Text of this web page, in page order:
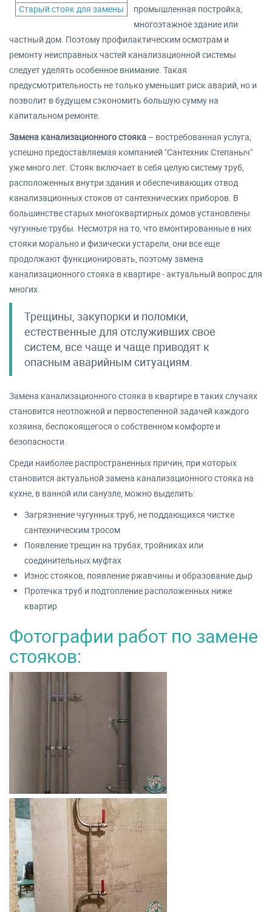
Старый стояк для замены
промышленная постройка,
многоэтажное здание или
частный дом. Поэтому профилактическим осмотрам и
ремонту неисправных частей канализационной системы
следует уделять особенное внимание. Такая
предусмотрительность не только уменьшит риск аварий, но и
позволит в будущем сэкономить большую сумму на
капитальном ремонте.
Замена канализационного стояка – востребованная услуга,
успешно предоставляемая компанией "Сантехник Степаныч"
уже много лет. Стояк включает в себя целую систему труб,
расположенных внутри здания и обеспечивающих отвод
канализационных стоков от сантехнических приборов. В
большинстве старых многоквартирных домов установлены
чугунные трубы. Несмотря на то, что вмонтированные в них
стояки морально и физически устарели, они все еще
продолжают функционировать, поэтому замена
канализационного стояка в квартире - актуальный вопрос для
многих.
Трещины, закупорки и поломки,
естественные для отслуживших свое
систем, все чаще и чаще приводят к
опасным аварийным ситуациям.
Замена канализационного стояка в квартире в таких случаях
становится неотложной и первостепенной задачей каждого
хозяина, беспокоящегося о собственном комфорте и
безопасности.
Среди наиболее распространенных причин, при которых
становится актуальной замена канализационного стояка на
кухне, в ванной или санузле, можно выделить:
Загрязнение чугунных труб, не поддающихся чистке
сантехническим тросом
Появление трещин на трубах, тройниках или
соединительных муфтах
Износ стояков, появление ржавчины и образование дыр
Протечка труб и подтопление расположенных ниже
квартир
Фотографии работ по замене
стояков: